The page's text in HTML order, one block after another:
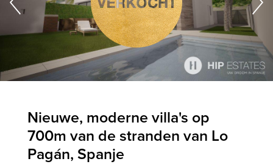
Nieuwe, moderne villa's op
700m van de stranden van Lo
Pagán, Spanje